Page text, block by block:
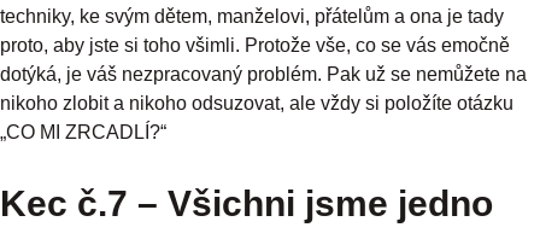
techniky, ke svým dětem, manželovi, přátelům a ona je tady
proto, aby jste si toho všimli. Protože vše, co se vás emočně
dotýká, je váš nezpracovaný problém. Pak už se nemůžete na
nikoho zlobit a nikoho odsuzovat, ale vždy si položíte otázku
„CO MI ZRCADLÍ?“
Kec č.7 – Všichni jsme jedno